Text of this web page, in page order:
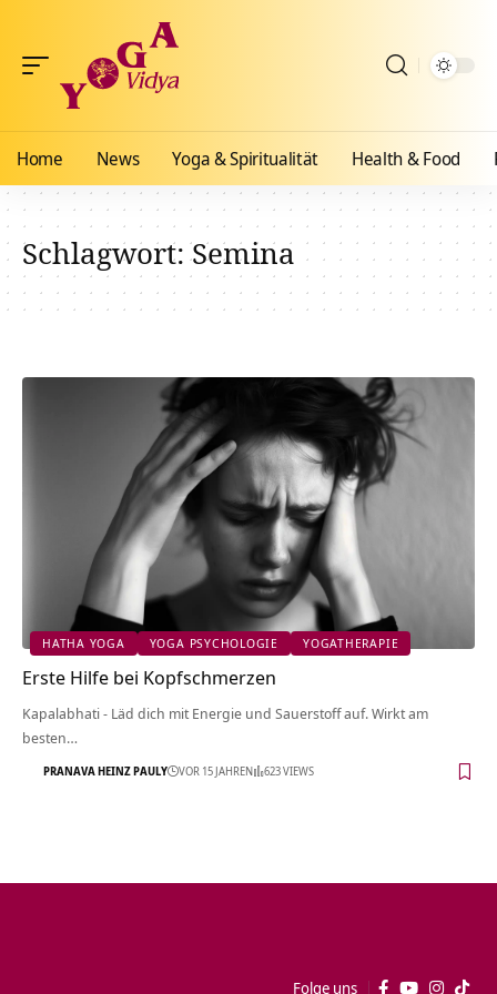
Home News Yoga & Spiritualität Health & Food
Schlagwort:Semina
HATHA YOGA YOGA PSYCHOLOGIE YOGATHERAPIE
Erste Hilfe bei Kopfschmerzen
Kapalabhati - Läd dich mit Energie und Sauerstoff auf. Wirkt am
besten…
PRANAVA HEINZ PAULY VOR 15 JAHREN 623 VIEWS
Folge uns